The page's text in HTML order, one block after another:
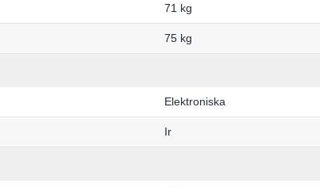
71 kg
75 kg
Elektroniska
Ir